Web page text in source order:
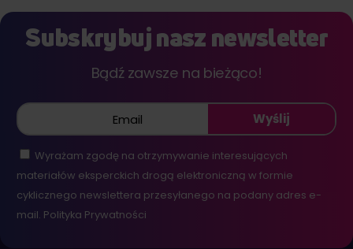
Subskrybuj nasz newsletter
Bądź zawsze na bieżąco!
Wyślij
Wyrażam zgodę na otrzymywanie interesujących
materiałów eksperckich drogą elektroniczną w formie
cyklicznego newslettera przesyłanego na podany adres e-
mail. Polityka Prywatności